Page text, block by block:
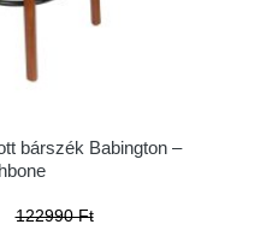
bárszék Babington –
122990 Ft